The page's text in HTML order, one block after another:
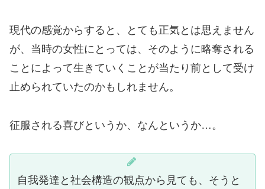
現代の感覚からすると、とても正気とは思えません
が、当時の女性にとっては、そのように略奪される
ことによって生きていくことが当たり前として受け
止められていたのかもしれません。
征服される喜びというか、なんというか…。
自我発達と社会構造の観点から見ても、そうと